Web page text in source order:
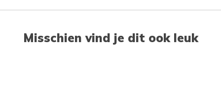
Misschien vind je dit ook leuk